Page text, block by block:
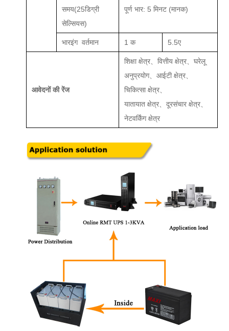
समय(25डिग्री
सेल्सियस)
पूर्ण भार: 5 मिनट (मानक)
भारइंग वर्तमान 1 क 5.5ए
आवेदनों की रेंज
शिक्षा क्षेत्र、वित्तीय क्षेत्र、घरेलू
अनुप्रयोग、आईटी क्षेत्र、
चिकित्सा क्षेत्र、
यातायात क्षेत्र、दूरसंचार क्षेत्र、
नेटवर्किंग क्षेत्र